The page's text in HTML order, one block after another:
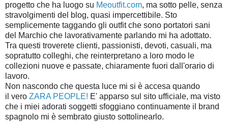
progetto che ha luogo su Meoutfit.com, ma sotto pelle, senza
stravolgimenti del blog, quasi impercettibile. Sto
semplicemente taggando gli outfit che sono portatori sani
del Marchio che lavorativamente parlando mi ha adottato.
Tra questi troverete clienti, passionisti, devoti, casuali, ma
sopratutto colleghi, che reinterpretano a loro modo le
collezioni nuove e passate, chiaramente fuori dall'orario di
lavoro.
Non nascondo che questa luce mi si è accesa quando
il vero ZARA PEOPLE! E' apparso sul sito ufficiale, ma visto
che i miei adorati soggetti sfoggiano continuamente il brand
spagnolo mi è sembrato giusto sottolinearlo.